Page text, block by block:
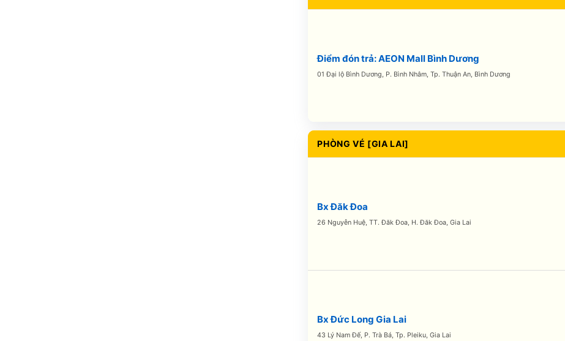
Điểm đón trả: AEON Mall Bình Dương
01 Đại lộ Bình Dương, P. Bình Nhâm, Tp. Thuận An, Bình Dương
PHÒNG VÉ [GIA LAI]
Bx Đăk Đoa
26 Nguyễn Huệ, TT. Đăk Đoa, H. Đăk Đoa, Gia Lai
Bx Đức Long Gia Lai
43 Lý Nam Đế, P. Trà Bá, Tp. Pleiku, Gia Lai